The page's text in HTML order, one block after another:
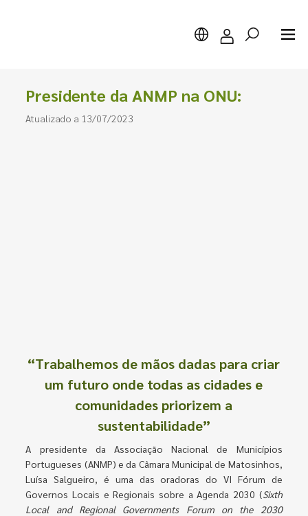
Presidente da ANMP na ONU:
Atualizado a 13/07/2023
“Trabalhemos de mãos dadas para criar
um futuro onde todas as cidades e
comunidades priorizem a
sustentabilidade”
A presidente da Associação Nacional de Municípios
Portugueses (ANMP) e da Câmara Municipal de Matosinhos,
Luísa Salgueiro, é uma das oradoras do VI Fórum de
Governos Locais e Regionais sobre a Agenda 2030 (Sixth
Local and Regional Governments Forum on the 2030